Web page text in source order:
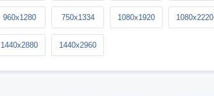
960x1280 750x1334 1080x1920 1080x2220
1440x2880 1440x2960